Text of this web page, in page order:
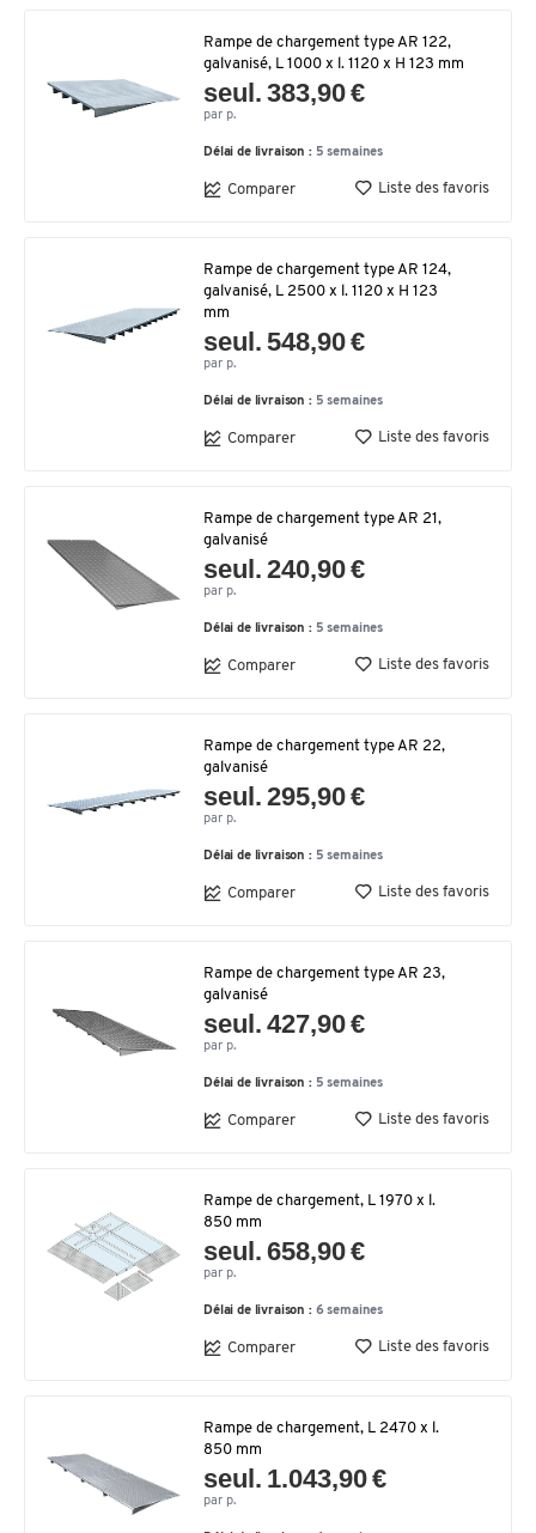
Rampe de chargement type AR 122,
galvanisé, L 1000 x l. 1120 x H 123 mm
seul. 383,90 €
par p.
Délai de livraison : 5 semaines
Comparer Liste des favoris
Rampe de chargement type AR 124,
galvanisé, L 2500 x l. 1120 x H 123
mm
seul. 548,90 €
par p.
Délai de livraison : 5 semaines
Comparer Liste des favoris
Rampe de chargement type AR 21,
galvanisé
seul. 240,90 €
par p.
Délai de livraison : 5 semaines
Comparer Liste des favoris
Rampe de chargement type AR 22,
galvanisé
seul. 295,90 €
par p.
Délai de livraison : 5 semaines
Comparer Liste des favoris
Rampe de chargement type AR 23,
galvanisé
seul. 427,90 €
par p.
Délai de livraison : 5 semaines
Comparer Liste des favoris
Rampe de chargement, L 1970 x l.
850 mm
seul. 658,90 €
par p.
Délai de livraison : 6 semaines
Comparer Liste des favoris
Rampe de chargement, L 2470 x l.
850 mm
seul. 1.043,90 €
par p.